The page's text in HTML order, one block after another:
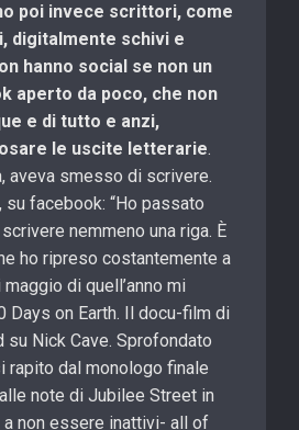
poi invece scrittori, come
digitalmente schivi e
hanno social se non un
aperto da poco, che non
e di tutto e anzi,
le uscite letterarie.
aveva smesso di scrivere.
su facebook: “Ho passato
nemmeno una riga. È
ho ripreso costantemente a
di quell’anno mi
Days on Earth. Il docu-film di
su Nick Cave. Sprofondato
rapito dal monologo finale
note di Jubilee Street in
a non essere inattivi- all of